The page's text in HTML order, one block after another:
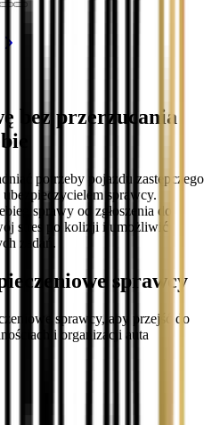
bez przerzucania
potrzeby pojazdu zastępczego
sprawcy.
sprawy od zgłoszenia do
stres po kolizji i umożliwić
zadań.
sprawcy
sprawcy, aby przejść do
i organizacji auta